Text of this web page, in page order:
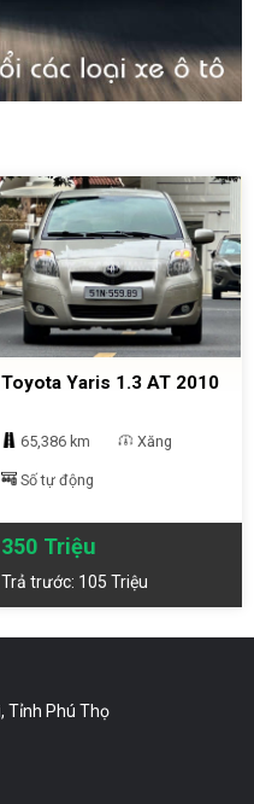
Toyota Yaris 1.3 AT 2010
65,386 km Xăng
Số tự động
350 Triệu
Trả trước: 105 Triệu
Tỉnh Phú Thọ